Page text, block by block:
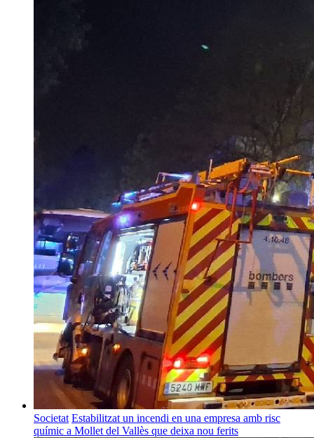
Societat Estabilitzat un incendi en una empresa amb risc
químic a Mollet del Vallès que deixa nou ferits